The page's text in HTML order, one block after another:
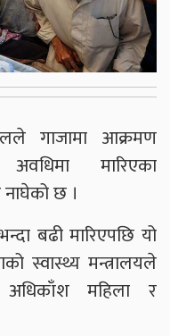
गाजामा आक्रमण
मारिएका
छ ।
बढी मारिएपछि यो
स्वास्थ्य मन्त्रालयले
महिला र